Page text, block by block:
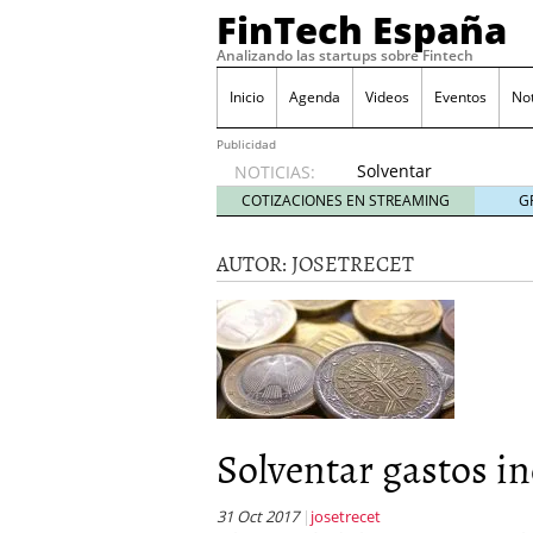
FinTech España
Analizando las startups sobre Fintech
Inicio Agenda Videos Eventos
Publicidad
NOTICIAS:
Solventar
gastos
inesperados
perder
el
control
octubre
31, 2017
The Venture
mundo a mejor
España y Suecia
marzo
Acuerdo de FORO
Nace la Asociación
COTIZACIONES EN STREAMING
AUTOR: JOSETRECET
Solventar gastos
31 Oct 2017 josetrecet